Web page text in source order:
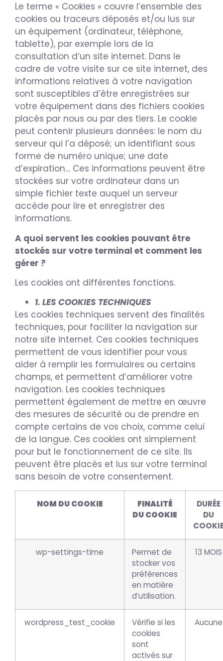
Le terme « Cookies » couvre l’ensemble des
cookies ou traceurs déposés et/ou lus sur
un équipement (ordinateur, téléphone,
tablette), par exemple lors de la
consultation d’un site internet. Dans le
cadre de votre visite sur ce site internet, des
informations relatives à votre navigation
sont susceptibles d’être enregistrées sur
votre équipement dans des fichiers cookies
placés par nous ou par des tiers. Le cookie
peut contenir plusieurs données: le nom du
serveur qui l’a déposé; un identifiant sous
forme de numéro unique; une date
d’expiration… Ces informations peuvent être
stockées sur votre ordinateur dans un
simple fichier texte auquel un serveur
accède pour lire et enregistrer des
informations.
A quoi servent les cookies pouvant être
stockés sur votre terminal et comment les
gérer ?
Les cookies ont différentes fonctions.
1. LES COOKIES TECHNIQUES
Les cookies techniques servent des finalités
techniques, pour faciliter la navigation sur
notre site internet. Ces cookies techniques
permettent de vous identifier pour vous
aider à remplir les formulaires ou certains
champs, et permettent d’améliorer votre
navigation. Les cookies techniques
permettent également de mettre en œuvre
des mesures de sécurité ou de prendre en
compte certains de vos choix, comme celui
de la langue. Ces cookies ont simplement
pour but le fonctionnement de ce site. Ils
peuvent être placés et lus sur votre terminal
sans besoin de votre consentement.
NOM DU COOKIE
FINALITÉ
DU COOKIE
DURÉE
DU
wp-settings-time
Permet de
stocker vos
préférences
en matière
d’utilisation.
13 MOIS
wordpress_test_cookie
Vérifie si les
cookies
sont
activés sur
Aucune